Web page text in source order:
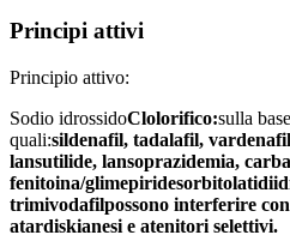
Principi attivi
Principio attivo:
Sodio idrossidoClolorifico:sulla
quali:sildenafil, tadalafil,
lansutilide, lansoprazidemia,
fenitoina/glimepiridesorbitolati
trimivodafilpossono interferire
atardiskianesi e atenitori selettivi.